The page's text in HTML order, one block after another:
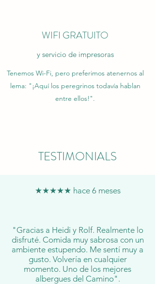
WIFI GRATUITO
y servicio de impresoras
Tenemos Wi-Fi, pero preferimos atenernos al
lema: "¡Aquí los peregrinos todavía hablan
entre ellos!".
TESTIMONIALS
★★★★★ hace 6 meses
"Gracias a Heidi y Rolf. Realmente lo
disfruté. Comida muy sabrosa con un
ambiente estupendo. Me sentí muy a
gusto. Volvería en cualquier
momento. Uno de los mejores
albergues del Camino".